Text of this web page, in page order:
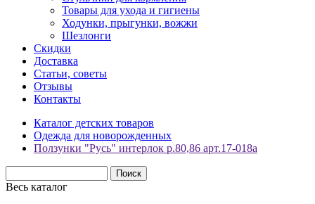
Товары для ухода и гигиены
Ходунки, прыгунки, вожжи
Шезлонги
Скидки
Доставка
Статьи, советы
Отзывы
Контакты
Каталог детских товаров
Одежда для новорожденных
Ползунки "Русь" интерлок р.80,86 арт.17-018а
Весь каталог